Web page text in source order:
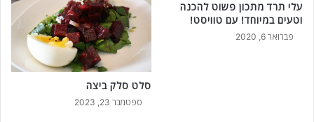
י
נ
ג
ר
עלי תרד מתכון פשוט להכנה
וטעים במיוחד! עם טוויסט!
פברואר 6, 2020
סלט סלק ביצה
ספטמבר 23, 2023